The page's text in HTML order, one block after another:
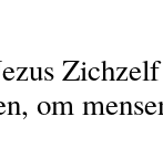
om